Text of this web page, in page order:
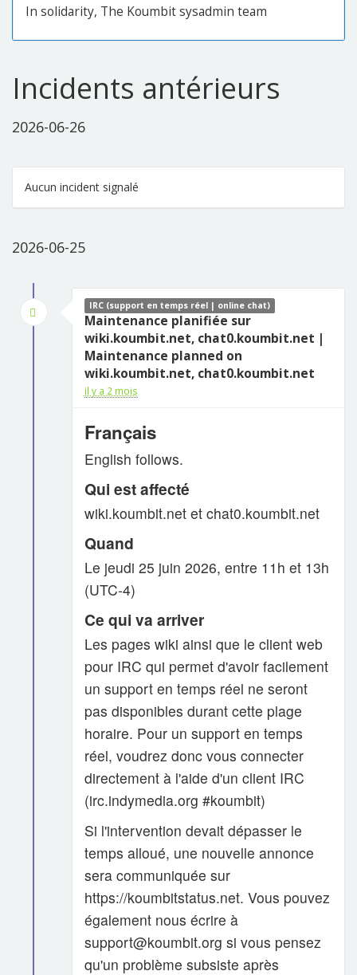
In solidarity, The Koumbit sysadmin team
Incidents antérieurs
2026-06-26
Aucun incident signalé
2026-06-25
IRC (support en temps réel | online chat)
Maintenance planifiée sur
wiki.koumbit.net, chat0.koumbit.net |
Maintenance planned on
wiki.koumbit.net, chat0.koumbit.net
il y a 2 mois
Français
English follows.
Qui est affecté
wiki.koumbit.net et chat0.koumbit.net
Quand
Le jeudi 25 juin 2026, entre 11h et 13h
(UTC‑4)
Ce qui va arriver
Les pages wiki ainsi que le client web
pour IRC qui permet d'avoir facilement
un support en temps réel ne seront
pas disponibles durant cette plage
horaire. Pour un support en temps
réel, voudrez donc vous connecter
directement à l'aide d'un client IRC
(irc.indymedia.org #koumbit)
Si l'intervention devait dépasser le
temps alloué, une nouvelle annonce
sera communiquée sur
https://koumbitstatus.net. Vous pouvez
également nous écrire à
support@koumbit.org si vous pensez
qu'un problème subsiste après